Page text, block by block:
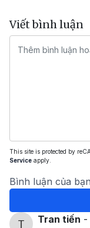
Viết bình luận
This site is protected by
Service apply.
Bình luận của
Tran tiến -